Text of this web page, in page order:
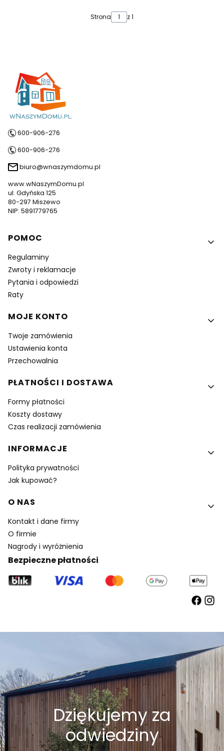
Strona z 1
600-906-276
600-906-276
biuro@wnaszymdomu.pl
www.wNaszymDomu.pl
ul. Gdyńska 125
80-297 Miszewo
NIP: 5891779765
Linki w stopce
POMOC
Regulaminy
Zwroty i reklamacje
Pytania i odpowiedzi
Raty
MOJE KONTO
Twoje zamówienia
Ustawienia konta
Przechowalnia
PŁATNOŚCI I DOSTAWA
Formy płatności
Koszty dostawy
Czas realizacji zamówienia
INFORMACJE
Polityka prywatności
Jak kupować?
O NAS
Kontakt i dane firmy
O firmie
Nagrody i wyróżnienia
Bezpieczne płatności
Dziękujemy za
odwiedziny